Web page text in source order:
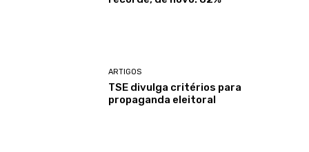
ARTIGOS
TSE divulga critérios para
propaganda eleitoral